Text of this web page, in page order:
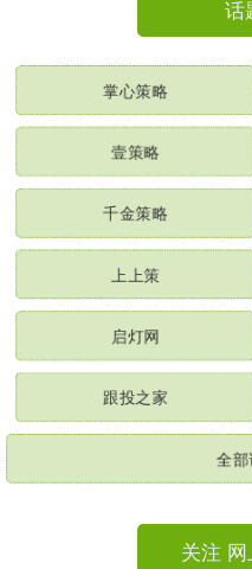
话
掌心策略
壹策略
千金策略
上上策
启灯网
跟投之家
全
关注